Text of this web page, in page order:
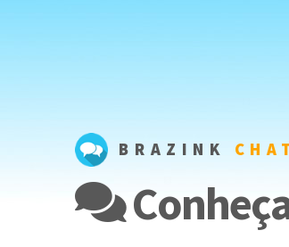
BRAZINK